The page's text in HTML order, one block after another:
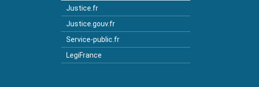
Justice.fr
Justice.gouv.fr
Service-public.fr
LegiFrance